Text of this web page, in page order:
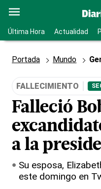
Última Hora Actualidad
Portada Mundo
FALLECIMIENTO
Falleció
a la
Su esposa,
este domingo en